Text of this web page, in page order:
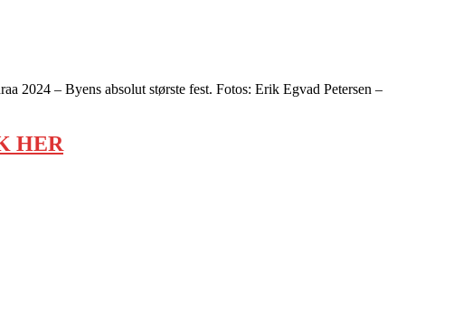
2024 – Byens absolut største fest. Fotos: Erik Egvad Petersen –
HER